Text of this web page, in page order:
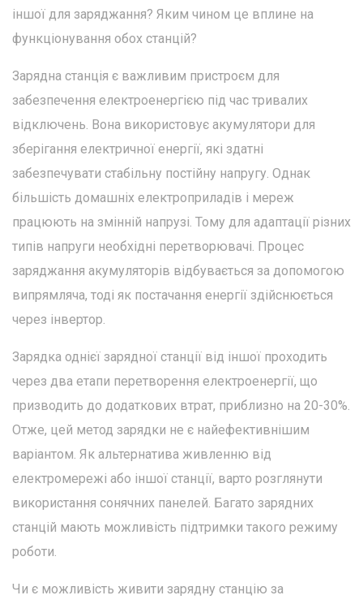
іншої для заряджання? Яким чином це вплине на
функціонування обох станцій?
Зарядна станція є важливим пристроєм для
забезпечення електроенергією під час тривалих
відключень. Вона використовує акумулятори для
зберігання електричної енергії, які здатні
забезпечувати стабільну постійну напругу. Однак
більшість домашніх електроприладів і мереж
працюють на змінній напрузі. Тому для адаптації різних
типів напруги необхідні перетворювачі. Процес
заряджання акумуляторів відбувається за допомогою
випрямляча, тоді як постачання енергії здійснюється
через інвертор.
Зарядка однієї зарядної станції від іншої проходить
через два етапи перетворення електроенергії, що
призводить до додаткових втрат, приблизно на 20-30%.
Отже, цей метод зарядки не є найефективнішим
варіантом. Як альтернатива живленню від
електромережі або іншої станції, варто розглянути
використання сонячних панелей. Багато зарядних
станцій мають можливість підтримки такого режиму
роботи.
Чи є можливість живити зарядну станцію за